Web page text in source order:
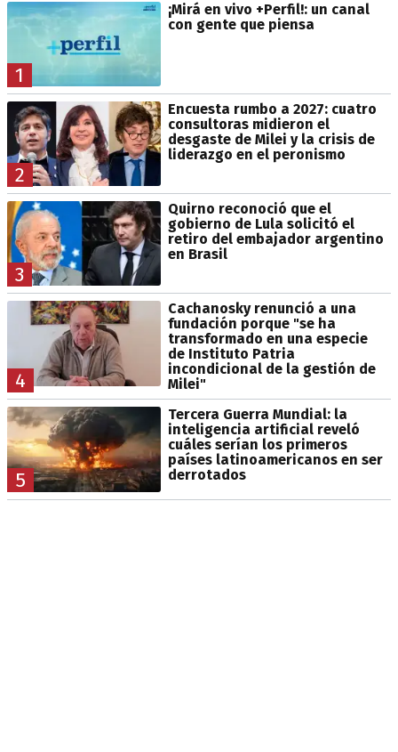
1
¡Mirá en vivo +Perfil!: un canal
con gente que piensa
2
Encuesta rumbo a 2027: cuatro
consultoras midieron el
desgaste de Milei y la crisis de
liderazgo en el peronismo
3
Quirno reconoció que el
gobierno de Lula solicitó el
retiro del embajador argentino
en Brasil
4
Cachanosky renunció a una
fundación porque "se ha
transformado en una especie
de Instituto Patria
incondicional de la gestión de
Milei"
5
Tercera Guerra Mundial: la
inteligencia artificial reveló
cuáles serían los primeros
países latinoamericanos en ser
derrotados